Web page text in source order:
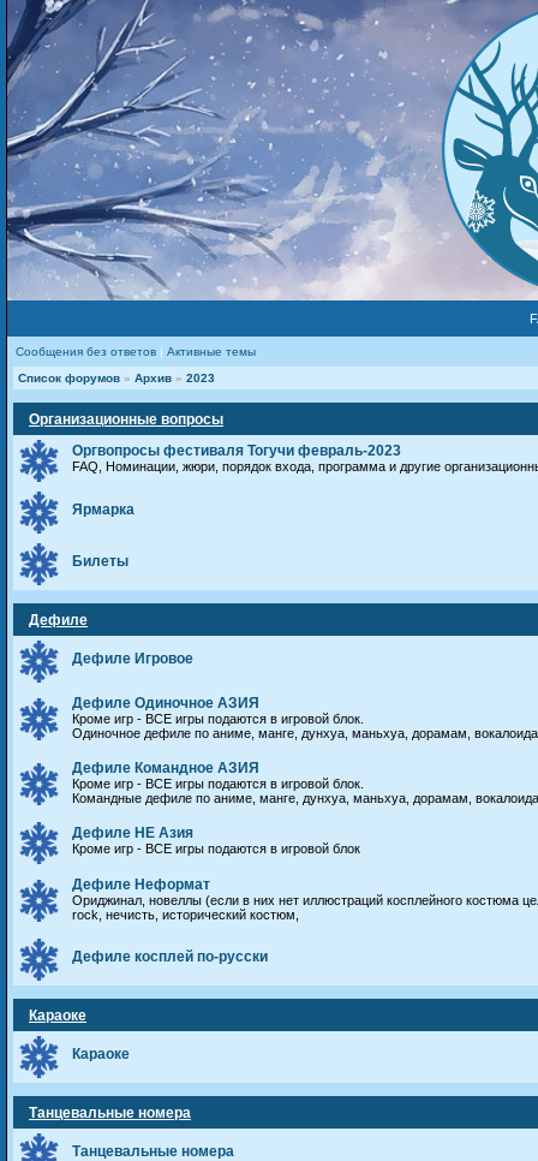
Сообщения без ответов | Активные темы
Список форумов » Архив » 2023
Организационные вопросы
Оргвопросы фестиваля Тогучи февраль-2023
FAQ, Номинации, жюри, порядок входа, программа и другие
Ярмарка
Билеты
Дефиле
Дефиле Игровое
Дефиле Одиночное АЗИЯ
Кроме игр - ВСЕ игры подаются в игровой блок.
Одиночное дефиле по аниме, манге, дунхуа, маньхуа, дорамам,
Дефиле Командное АЗИЯ
Кроме игр - ВСЕ игры подаются в игровой блок.
Командные дефиле по аниме, манге, дунхуа, маньхуа, дорамам,
Дефиле НЕ Азия
Кроме игр - ВСЕ игры подаются в игровой блок
Дефиле Неформат
Ориджинал, новеллы (если в них нет иллюстраций косплейного костюма
rock, нечисть, исторический костюм,
Дефиле косплей по-русски
Караоке
Караоке
Танцевальные номера
Танцевальные номера